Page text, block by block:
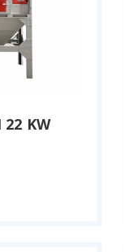
22 KW